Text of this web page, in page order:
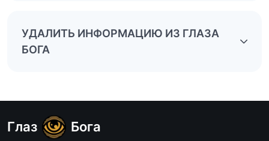
УДАЛИТЬ ИНФОРМАЦИЮ ИЗ ГЛАЗА
БОГА
Глаз Бога